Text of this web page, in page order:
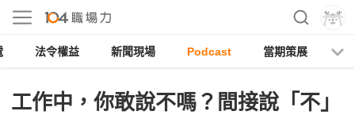
法令權益 新聞現場 Podcast 當期策展
工作中，你敢說不嗎？間接說「不」